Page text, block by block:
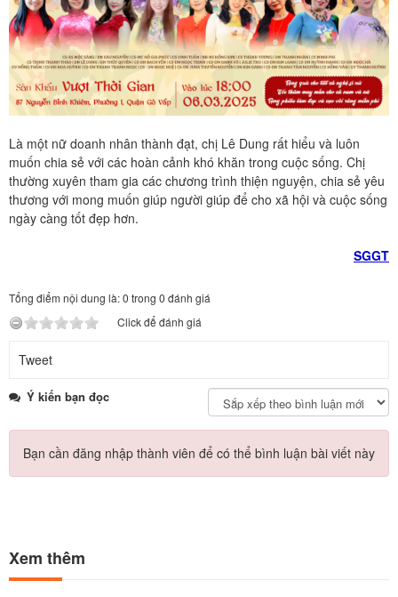
Là một nữ doanh nhân thành đạt, chị Lê Dung rất hiểu và luôn
muốn chia sẻ với các hoàn cảnh khó khăn trong cuộc sống. Chị
thường xuyên tham gia các chương trình thiện nguyện, chia sẻ yêu
thương với mong muốn giúp người giúp để cho xã hội và cuộc sống
ngày càng tốt đẹp hơn.
SGGT
Tổng điểm nội dung là: 0 trong 0 đánh giá
Click để đánh giá
Tweet
Ý kiến bạn đọc
Bạn cần đăng nhập thành viên để có thể bình luận bài viết này
Xem thêm